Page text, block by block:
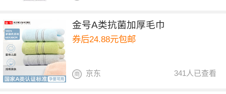
金号A类抗菌加厚毛巾
券后24.88元包邮
341人已查看
京东